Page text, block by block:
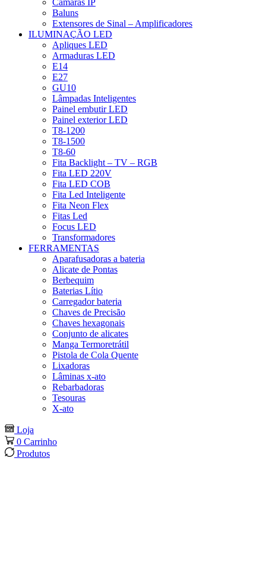
Câmaras IP
Baluns
Extensores de Sinal – Amplificadores
ILUMINAÇÃO LED
Apliques LED
Armaduras LED
E14
E27
GU10
Lâmpadas Inteligentes
Painel embutir LED
Painel exterior LED
T8-1200
T8-1500
T8-60
Fita Backlight – TV – RGB
Fita LED 220V
Fita LED COB
Fita Led Inteligente
Fita Neon Flex
Fitas Led
Focus LED
Transformadores
FERRAMENTAS
Aparafusadoras a bateria
Alicate de Pontas
Berbequim
Baterias Lítio
Carregador bateria
Chaves de Precisão
Chaves hexagonais
Conjunto de alicates
Manga Termoretrátil
Pistola de Cola Quente
Lixadoras
Lâminas x-ato
Rebarbadoras
Tesouras
X-ato
Loja
0 Carrinho
Produtos